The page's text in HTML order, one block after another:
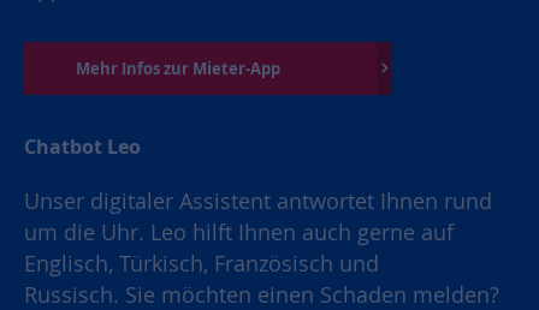
Mehr Infos zur Mieter-App
Chatbot Leo
Unser digitaler Assistent antwortet Ihnen rund
um die Uhr. Leo hilft Ihnen auch gerne auf
Englisch, Türkisch, Französisch und
Russisch. Sie möchten einen Schaden melden?